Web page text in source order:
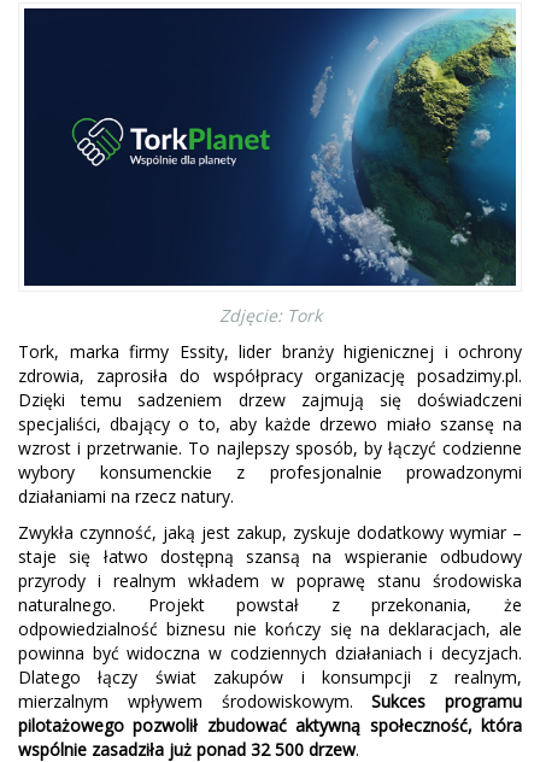
Zdjęcie: Tork
Tork, marka firmy Essity, lider branży higienicznej i ochrony
zdrowia, zaprosiła do współpracy organizację posadzimy.pl.
Dzięki temu sadzeniem drzew zajmują się doświadczeni
specjaliści, dbający o to, aby każde drzewo miało szansę na
wzrost i przetrwanie. To najlepszy sposób, by łączyć codzienne
wybory konsumenckie z profesjonalnie prowadzonymi
działaniami na rzecz natury.
Zwykła czynność, jaką jest zakup, zyskuje dodatkowy wymiar –
staje się łatwo dostępną szansą na wspieranie odbudowy
przyrody i realnym wkładem w poprawę stanu środowiska
naturalnego. Projekt powstał z przekonania, że
odpowiedzialność biznesu nie kończy się na deklaracjach, ale
powinna być widoczna w codziennych działaniach i decyzjach.
Dlatego łączy świat zakupów i konsumpcji z realnym,
mierzalnym wpływem środowiskowym.Sukces programu
pilotażowego pozwolił zbudować aktywną społeczność, która
wspólnie zasadziła już ponad 32 500 drzew.